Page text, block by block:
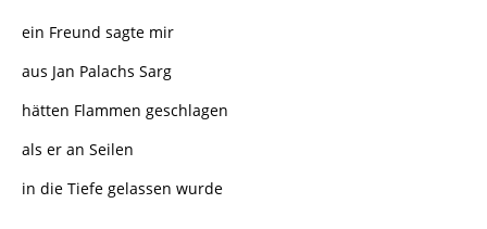
ein Freund sagte mir
aus Jan Palachs Sarg
hätten Flammen geschlagen
als er an Seilen
in die Tiefe gelassen wurde